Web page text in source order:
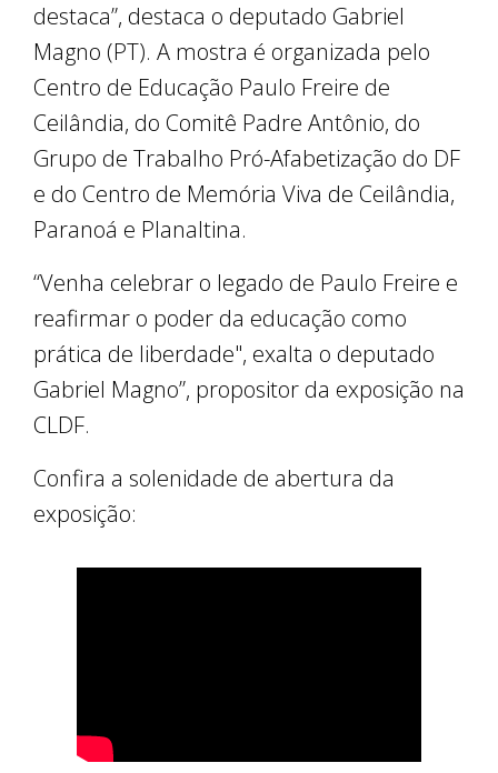
destaca”, destaca o deputado Gabriel
Magno (PT). A mostra é organizada pelo
Centro de Educação Paulo Freire de
Ceilândia, do Comitê Padre Antônio, do
Grupo de Trabalho Pró-Afabetização do DF
e do Centro de Memória Viva de Ceilândia,
Paranoá e Planaltina.
“Venha celebrar o legado de Paulo Freire e
reafirmar o poder da educação como
prática de liberdade", exalta o deputado
Gabriel Magno”, propositor da exposição na
CLDF.
Confira a solenidade de abertura da
exposição: